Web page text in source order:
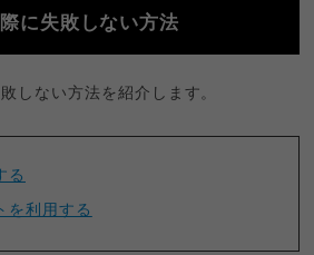
に失敗しない方法
しない方法を紹介します。
る
を利用する